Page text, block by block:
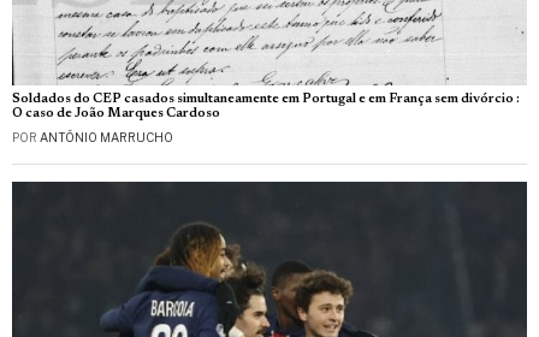
Soldados do CEP casados simultaneamente em Portugal e em França sem divórcio :
O caso de João Marques Cardoso
POR ANTÓNIO MARRUCHO